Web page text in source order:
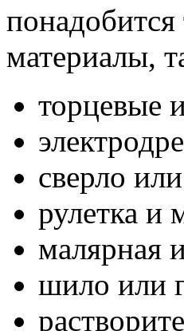
материалы,
торцевые
сверло
рулетка и
малярная
шило или